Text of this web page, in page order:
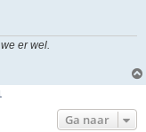
er wel.
Ga naar